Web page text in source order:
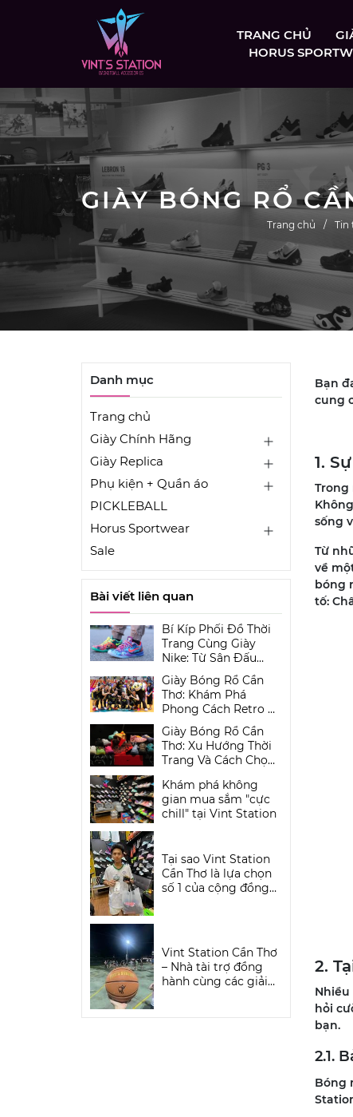
TRANG CHỦ
HORUS
Trang chủ Tin
Bạn
cung
1.
Trong
sống
Từ
về
bóng
tố:
2.
hỏi
bạn.
2.1.
Bóng
Danh mục
Trang chủ
Giày Chính Hãng
Giày Replica
Phụ kiện + Quần áo
PICKLEBALL
Horus Sportwear
Sale
Bài viết liên quan
Bí Kíp Phối Đồ Thời
Trang Cùng Giày
Nike: Từ Sân Đấu
Đến Đường Phố Cần
Thơ
Giày Bóng Rổ Cần
Thơ: Khám Phá
Phong Cách Retro Và
Vintage Đầy Cuốn
Hút Tại Vint Station
Giày Bóng Rổ Cần
Thơ: Xu Hướng Thời
Trang Và Cách Chọn
Station
Khám phá không
gian mua sắm "cực
chill" tại Vint Station
Tại sao Vint Station
Cần Thơ là lựa chọn
số 1 của cộng đồng
Vint Station Cần Thơ
– Nhà tài trợ đồng
hành cùng các giải